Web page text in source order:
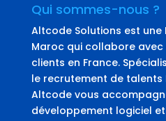
Qui sommes-nous ?
Altcode Solutions est une
Maroc qui collabore
clients en France.
le recrutement de talents
Altcode vous
développement logiciel et